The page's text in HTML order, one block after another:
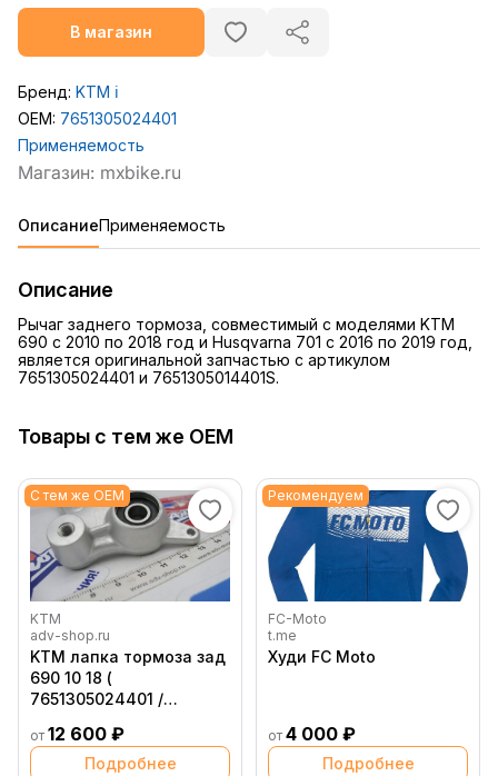
В магазин
Бренд: KTM ℹ️
OEM: 7651305024401
Применяемость
ОписаниеПрименяемость
Описание
Рычаг заднего тормоза, совместимый с моделями KTM
690 с 2010 по 2018 год и Husqvarna 701 с 2016 по 2019 год,
является оригинальной запчастью с артикулом
7651305024401 и 7651305014401S.
Товары с тем же OEM
С тем же OEM
KTM
adv-shop.ru
KTM лапка тормоза зад
690 10 18 (
7651305024401 /
76513050044 /
7651305014401S )
от 12 600 ₽
Подробнее
Рекомендуем
FC-Moto
t.me
Худи FC Moto
от 4 000 ₽
Подробнее